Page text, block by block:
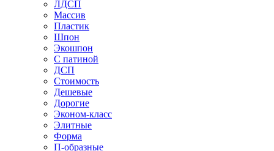
ЛДСП
Массив
Пластик
Шпон
Экошпон
С патиной
ДСП
Стоимость
Дешевые
Дорогие
Эконом-класс
Элитные
Форма
П-образные